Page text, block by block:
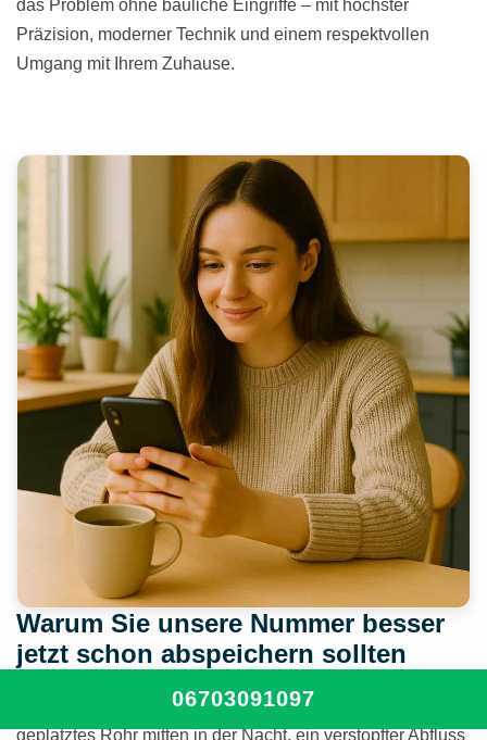
das Problem ohne bauliche Eingriffe – mit höchster
Präzision, moderner Technik und einem respektvollen
Umgang mit Ihrem Zuhause.
Warum Sie unsere Nummer besser
jetzt schon abspeichern sollten
Ein Sanitär-Notfall passiert meistens völlig unerwartet – ein
geplatztes Rohr mitten in der Nacht, ein verstopfter Abfluss
06703091097